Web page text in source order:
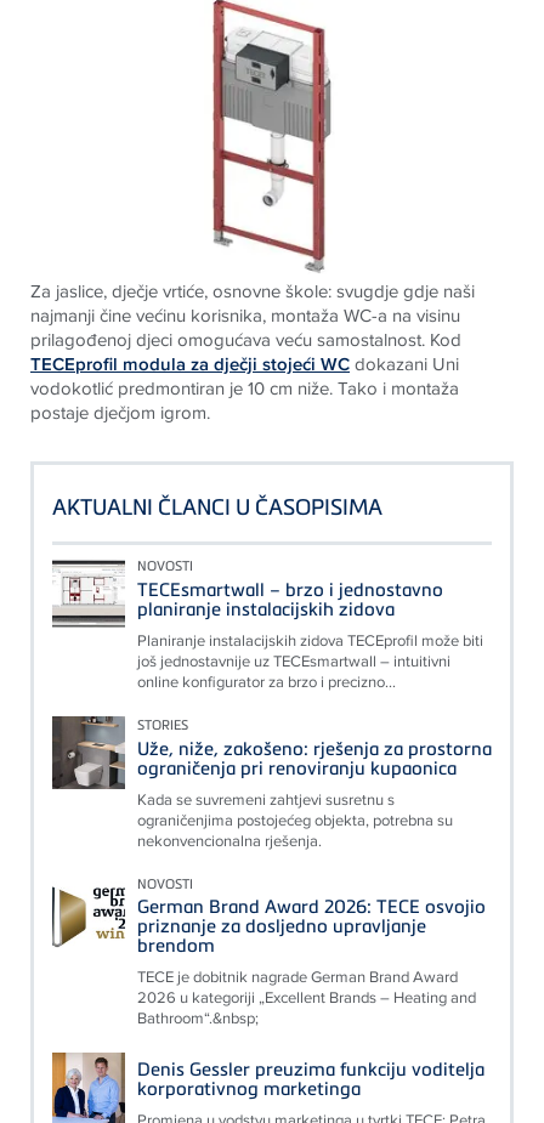
Za jaslice, dječje vrtiće, osnovne škole: svugdje gdje naši
najmanji čine većinu korisnika, montaža WC-a na visinu
prilagođenoj djeci omogućava veću samostalnost. Kod
TECEprofil modula za dječji stojeći WCdokazani Uni
vodokotlić predmontiran je 10 cm niže. Tako i montaža
postaje dječjom igrom.
AKTUALNI ČLANCI U ČASOPISIMA
NOVOSTI
TECEsmartwall – brzo i jednostavno
planiranje instalacijskih zidova
Planiranje instalacijskih zidova TECEprofil može biti
još jednostavnije uz TECEsmartwall – intuitivni
online konfigurator za brzo i precizno...
STORIES
Uže, niže, zakošeno: rješenja za prostorna
ograničenja pri renoviranju kupaonica
Kada se suvremeni zahtjevi susretnu s
ograničenjima postojećeg objekta, potrebna su
nekonvencionalna rješenja.
NOVOSTI
German Brand Award 2026: TECE osvojio
priznanje za dosljedno upravljanje
brendom
TECE je dobitnik nagrade German Brand Award
2026 u kategoriji „Excellent Brands – Heating and
Bathroom“.&nbsp;
Denis Gessler preuzima funkciju voditelja
korporativnog marketinga